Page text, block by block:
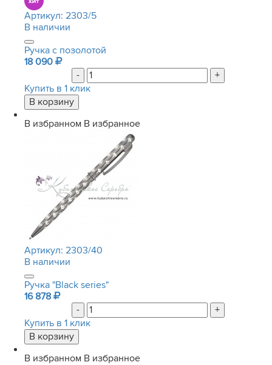
Артикул: 2303/5
В наличии
Ручка с позолотой
18 090
-
+
Купить в 1 клик
В избранном В избранное
Артикул: 2303/40
В наличии
Ручка "Black series"
16 878
-
+
Купить в 1 клик
В избранном В избранное